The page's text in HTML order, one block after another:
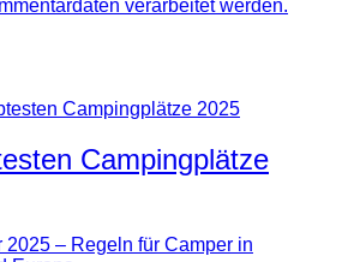
verarbeitet werden.
Campingplätze